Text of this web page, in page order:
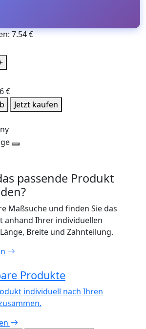
7.54 €
€
Jetzt kaufen
passende Produkt
Maßsuche und finden Sie das
anhand Ihrer individuellen
Breite und Zahnteilung.
Produkte
individuell nach Ihren